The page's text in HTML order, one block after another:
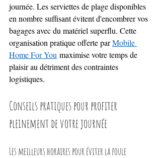
journée. Les serviettes de plage disponibles
en nombre suffisant évitent d'encombrer vos
bagages avec du matériel superflu. Cette
organisation pratique offerte par Mobile
Home For You maximise votre temps de
plaisir au détriment des contraintes
logistiques.
Conseils pratiques pour profiter
pleinement de votre journée
Les meilleurs horaires pour éviter la foule